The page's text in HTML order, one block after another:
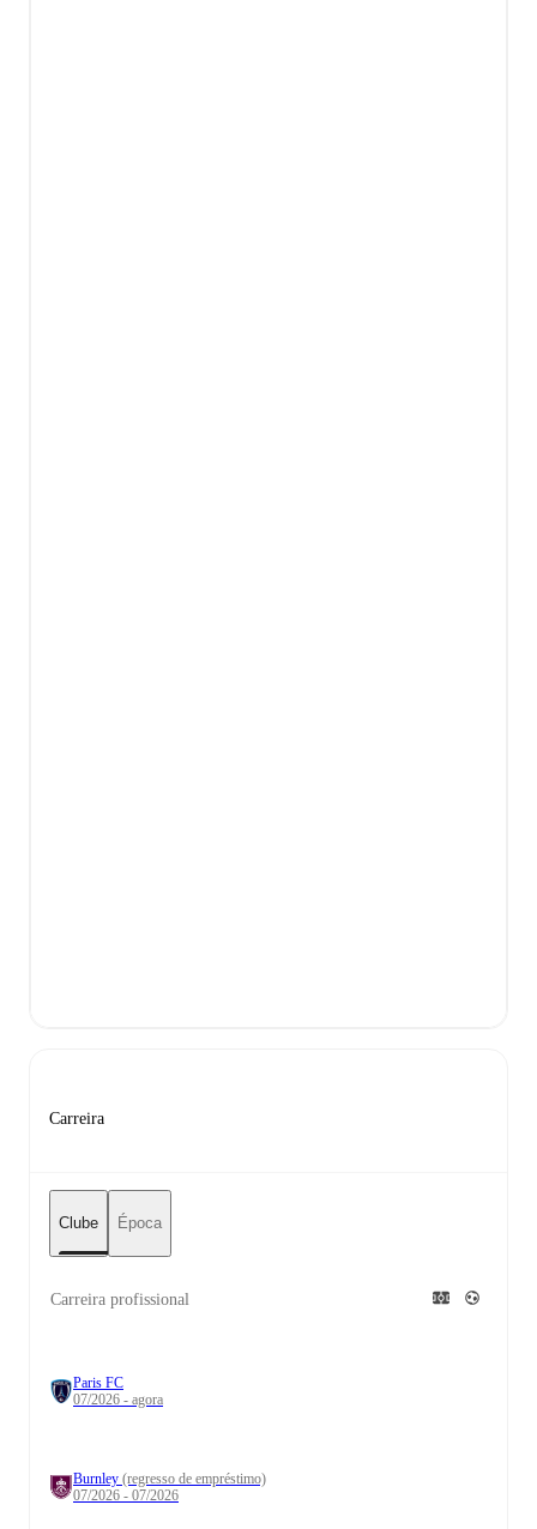
Carreira
Clube Época
Carreira profissional
Paris FC
07/2026 - agora
Burnley (regresso de empréstimo)
07/2026 - 07/2026